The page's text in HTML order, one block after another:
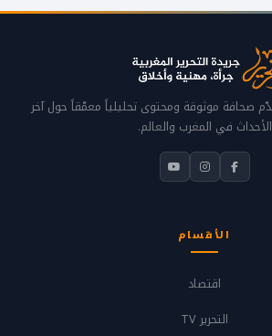
صحافة موثوقة ومحتوى تحليلياً معمّقاً حول آخر
الأحداث في المغرب والعالم.
الأقسام
اقتصاد
التحرير TV